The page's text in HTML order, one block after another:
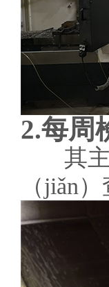
2.每周
其主
（jiǎn